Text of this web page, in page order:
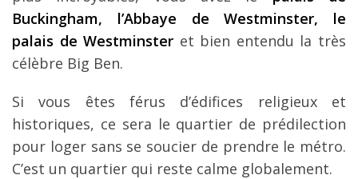
Buckingham, l’Abbaye de Westminster, le
palais de Westminster et bien entendu la très
célèbre Big Ben.
Si vous êtes férus d’édifices religieux et
historiques, ce sera le quartier de prédilection
pour loger sans se soucier de prendre le métro.
C’est un quartier qui reste calme globalement.